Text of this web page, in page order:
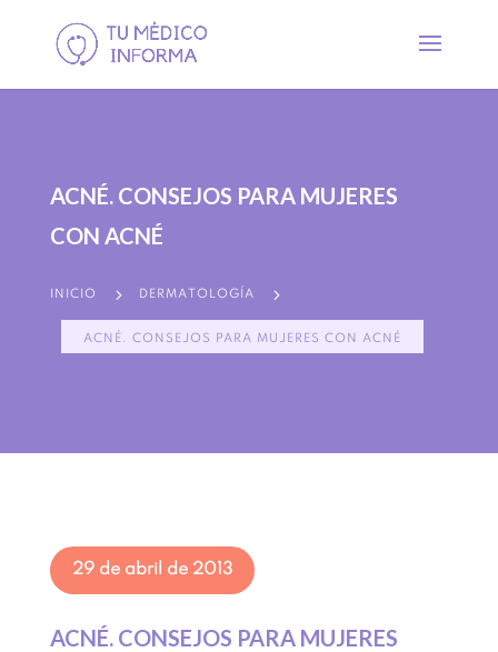
ACNÉ. CONSEJOS PARA MUJERES
CON ACNÉ
INICIO 5 DERMATOLOGÍA 5
ACNÉ. CONSEJOS PARA MUJERES CON ACNÉ
29 de abril de 2013
ACNÉ. CONSEJOS PARA MUJERES